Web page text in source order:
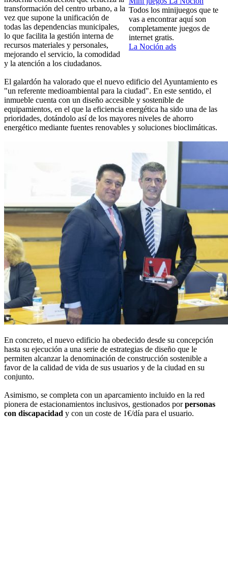
Todos los minijuegos que te
vas a encontrar aquí son
completamente juegos de
internet gratis.
La Noción ads
transformación del centro urbano, a la
vez que supone la unificación de
todas las dependencias municipales,
lo que facilita la gestión interna de
recursos materiales y personales,
mejorando el servicio, la comodidad
y la atención a los ciudadanos.
El galardón ha valorado que el nuevo edificio del Ayuntamiento es
"un referente medioambiental para la ciudad". En este sentido, el
inmueble cuenta con un diseño accesible y sostenible de
equipamientos, en el que la eficiencia energética ha sido una de las
prioridades, dotándolo así de los mayores niveles de ahorro
energético mediante fuentes renovables y soluciones bioclimáticas.
En concreto, el nuevo edificio ha obedecido desde su concepción
hasta su ejecución a una serie de estrategias de diseño que le
permiten alcanzar la denominación de construcción sostenible a
favor de la calidad de vida de sus usuarios y de la ciudad en su
conjunto.
Asimismo, se completa con un aparcamiento incluido en la red
pionera de estacionamientos inclusivos, gestionados porpersonas
con discapacidad y con un coste de 1€/día para el usuario.